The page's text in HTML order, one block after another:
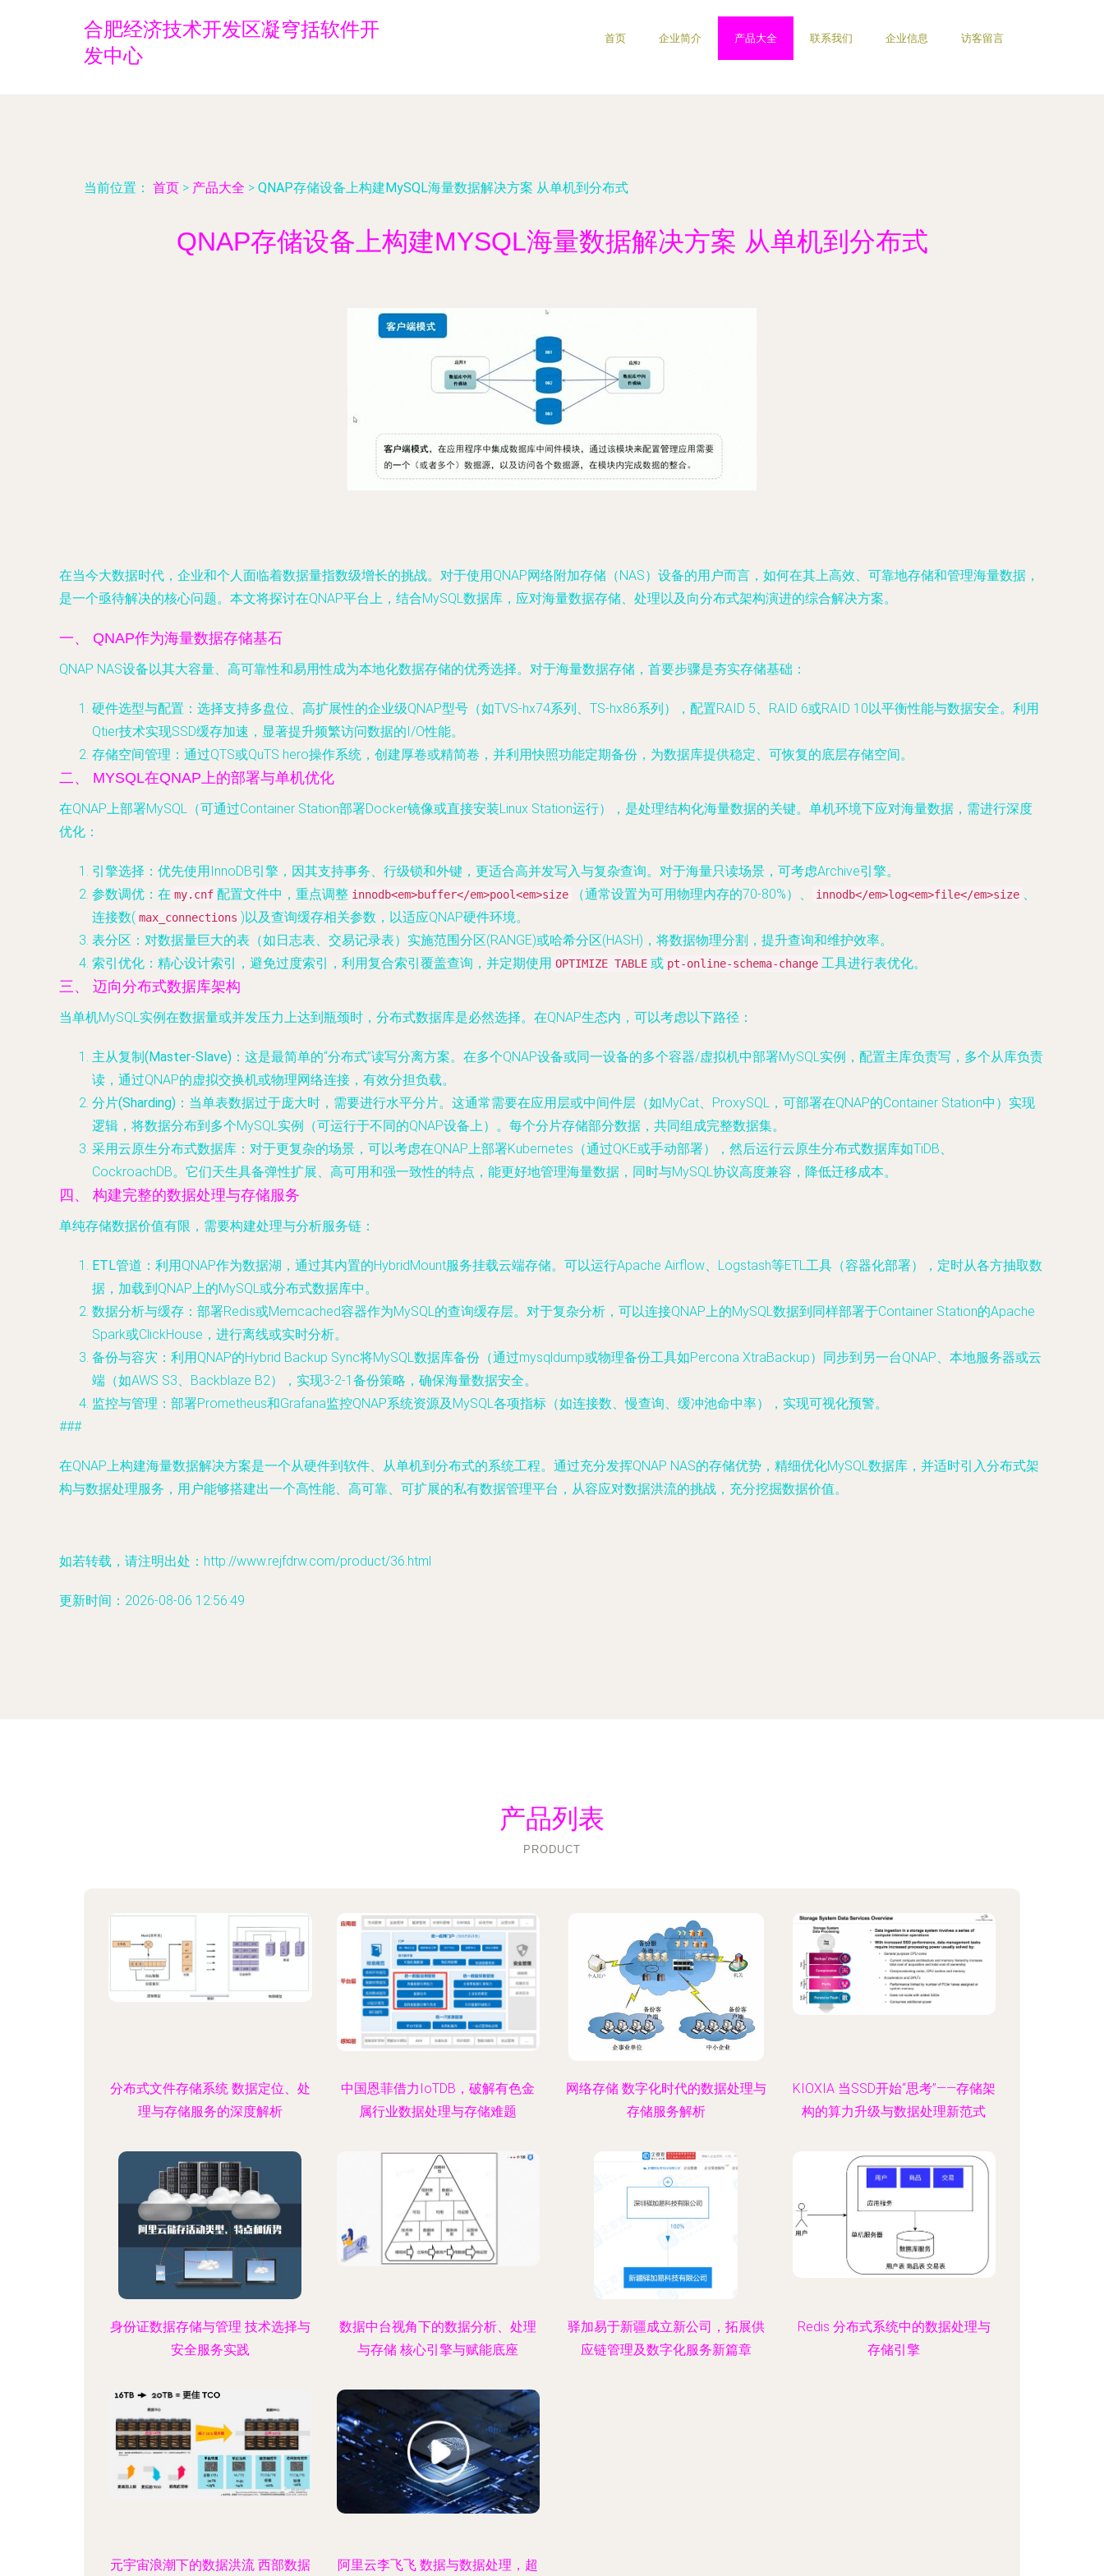
合肥经济技术开发区凝穹括软件开
发中心
首页 企业简介 产品大全 联系我们 企业信息 访客留言
当前位置： 首页 > 产品大全 > QNAP存储设备上构建MySQL海量数据解决方案 从单机到分布式
QNAP存储设备上构建MYSQL海量数据解决方案 从单机到分布式
在当今大数据时代，企业和个人面临着数据量指数级增长的挑战。对于使用QNAP网络附加存储（NAS）设备的用户而言，如何在其上高效、可靠地存储和管理海量数据，
是一个亟待解决的核心问题。本文将探讨在QNAP平台上，结合MySQL数据库，应对海量数据存储、处理以及向分布式架构演进的综合解决方案。
一、 QNAP作为海量数据存储基石
QNAP NAS设备以其大容量、高可靠性和易用性成为本地化数据存储的优秀选择。对于海量数据存储，首要步骤是夯实存储基础：
硬件选型与配置 ：选择支持多盘位、高扩展性的企业级QNAP型号（如TVS-hx74系列、TS-hx86系列），配置RAID 5、RAID 6或RAID 10以平衡性能与数据安全。利用
Qtier技术实现SSD缓存加速，显著提升频繁访问数据的I/O性能。
存储空间管理 ：通过QTS或QuTS hero操作系统，创建厚卷或精简卷，并利用快照功能定期备份，为数据库提供稳定、可恢复的底层存储空间。
二、 MYSQL在QNAP上的部署与单机优化
在QNAP上部署MySQL（可通过Container Station部署Docker镜像或直接安装Linux Station运行），是处理结构化海量数据的关键。单机环境下应对海量数据，需进行深度
优化：
引擎选择 ：优先使用InnoDB引擎，因其支持事务、行级锁和外键，更适合高并发写入与复杂查询。对于海量只读场景，可考虑Archive引擎。
参数调优 ：在 my.cnf 配置文件中，重点调整 innodb<em>buffer</em>pool<em>size （通常设置为可用物理内存的70-80%）、 innodb</em>log<em>file</em>size 、
连接数( max_connections )以及查询缓存相关参数，以适应QNAP硬件环境。
表分区 ：对数据量巨大的表（如日志表、交易记录表）实施范围分区(RANGE)或哈希分区(HASH)，将数据物理分割，提升查询和维护效率。
索引优化 ：精心设计索引，避免过度索引，利用复合索引覆盖查询，并定期使用 OPTIMIZE TABLE 或 pt-online-schema-change 工具进行表优化。
三、 迈向分布式数据库架构
当单机MySQL实例在数据量或并发压力上达到瓶颈时，分布式数据库是必然选择。在QNAP生态内，可以考虑以下路径：
主从复制(Master-Slave) ：这是最简单的“分布式”读写分离方案。在多个QNAP设备或同一设备的多个容器/虚拟机中部署MySQL实例，配置主库负责写，多个从库负责
读，通过QNAP的虚拟交换机或物理网络连接，有效分担负载。
分片(Sharding) ：当单表数据过于庞大时，需要进行水平分片。这通常需要在应用层或中间件层（如MyCat、ProxySQL，可部署在QNAP的Container Station中）实现
逻辑，将数据分布到多个MySQL实例（可运行于不同的QNAP设备上）。每个分片存储部分数据，共同组成完整数据集。
采用云原生分布式数据库 ：对于更复杂的场景，可以考虑在QNAP上部署Kubernetes（通过QKE或手动部署），然后运行云原生分布式数据库如TiDB、
CockroachDB。它们天生具备弹性扩展、高可用和强一致性的特点，能更好地管理海量数据，同时与MySQL协议高度兼容，降低迁移成本。
四、 构建完整的数据处理与存储服务
单纯存储数据价值有限，需要构建处理与分析服务链：
ETL管道 ：利用QNAP作为数据湖，通过其内置的HybridMount服务挂载云端存储。可以运行Apache Airflow、Logstash等ETL工具（容器化部署），定时从各方抽取数
据，加载到QNAP上的MySQL或分布式数据库中。
数据分析与缓存 ：部署Redis或Memcached容器作为MySQL的查询缓存层。对于复杂分析，可以连接QNAP上的MySQL数据到同样部署于Container Station的Apache
Spark或ClickHouse，进行离线或实时分析。
备份与容灾 ：利用QNAP的Hybrid Backup Sync将MySQL数据库备份（通过mysqldump或物理备份工具如Percona XtraBackup）同步到另一台QNAP、本地服务器或云
端（如AWS S3、Backblaze B2），实现3-2-1备份策略，确保海量数据安全。
监控与管理 ：部署Prometheus和Grafana监控QNAP系统资源及MySQL各项指标（如连接数、慢查询、缓冲池命中率），实现可视化预警。
###
在QNAP上构建海量数据解决方案是一个从硬件到软件、从单机到分布式的系统工程。通过充分发挥QNAP NAS的存储优势，精细优化MySQL数据库，并适时引入分布式架
构与数据处理服务，用户能够搭建出一个高性能、高可靠、可扩展的私有数据管理平台，从容应对数据洪流的挑战，充分挖掘数据价值。
如若转载，请注明出处：http://www.rejfdrw.com/product/36.html
更新时间：2026-08-06 12:56:49
产品列表
PRODUCT
分布式文件存储系统 数据定位、处
理与存储服务的深度解析
中国恩菲借力IoTDB，破解有色金
属行业数据处理与存储难题
网络存储 数字化时代的数据处理与
存储服务解析
KIOXIA 当SSD开始“思考”——存储架
构的算力升级与数据处理新范式
身份证数据存储与管理 技术选择与
安全服务实践
数据中台视角下的数据分析、处理
与存储 核心引擎与赋能底座
驿加易于新疆成立新公司，拓展供
应链管理及数字化服务新篇章
Redis 分布式系统中的数据处理与
存储引擎
元宇宙浪潮下的数据洪流 西部数据 阿里云李飞飞 数据与数据处理，超